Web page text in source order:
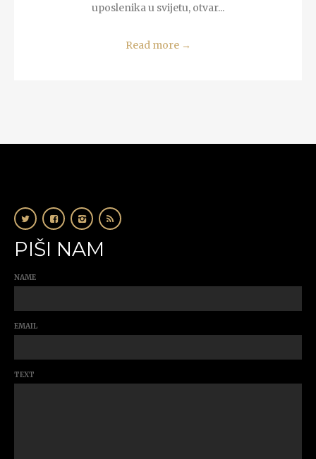
uposlenika u svijetu, otvar...
Read more →
PIŠI NAM
NAME
EMAIL
TEXT